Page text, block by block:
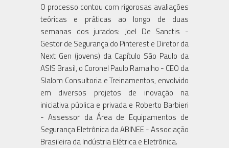
O processo contou com rigorosas avaliações
teóricas e práticas ao longo de duas
semanas dos jurados: Joel De Sanctis -
Gestor de Segurança do Pinterest e Diretor da
Next Gen (jovens) da Capítulo São Paulo da
ASIS Brasil, o Coronel Paulo Ramalho - CEO da
Slalom Consultoria e Treinamentos, envolvido
em diversos projetos de inovação na
iniciativa pública e privada e Roberto Barbieri
- Assessor da Área de Equipamentos de
Segurança Eletrônica da ABINEE - Associação
Brasileira da Indústria Elétrica e Eletrônica.